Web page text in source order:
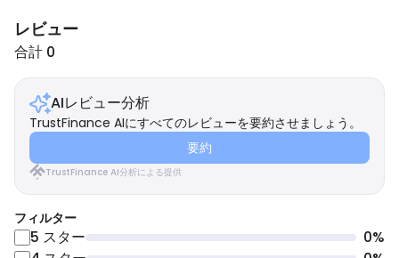
レビュー
合計 0
AIレビュー分析
TrustFinance AIにすべてのレビューを要約させましょう。
要約
TrustFinance AI分析による提供
フィルター
5 スター 0%